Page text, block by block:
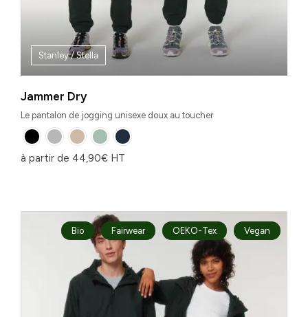
Stanley / Stella
Jammer Dry
Le pantalon de jogging unisexe doux au toucher
à partir de 44,90€ HT
Bio Fairwear OEKO-Tex Vegan